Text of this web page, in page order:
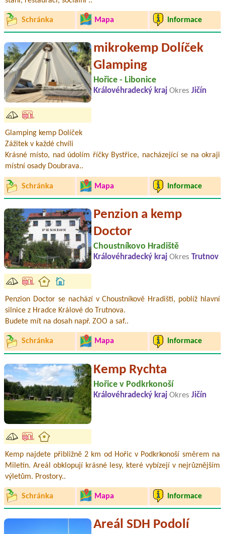
Schránka Mapa Informace
mikrokemp Dolíček
Glamping
Hořice - Libonice
Královéhradecký kraj Okres Jičín
Glamping kemp Dolíček
Zážitek v každé chvíli
Krásné místo, nad údolím říčky Bystřice, nacházející se na okraji
místní osady Doubrava..
Schránka Mapa Informace
Penzion a kemp
Doctor
Choustníkovo Hradiště
Královéhradecký kraj Okres Trutnov
Penzion Doctor se nachází v Choustníkově Hradišti, poblíž hlavní
silnice z Hradce Králové do Trutnova.
Budete mít na dosah např. ZOO a saf..
Schránka Mapa Informace
Kemp Rychta
Hořice v Podkrkonoší
Královéhradecký kraj Okres Jičín
Kemp najdete přibližně 2 km od Hořic v Podkrkonoší směrem na
Miletín. Areál obklopují krásné lesy, které vybízejí v nejrůznějším
výletům. Prostory..
Schránka Mapa Informace
Areál SDH Podolí